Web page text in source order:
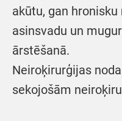
akūtu, gan
asinsvadu un
ārstēšanā.
Neiroķirurģijas
sekojošām